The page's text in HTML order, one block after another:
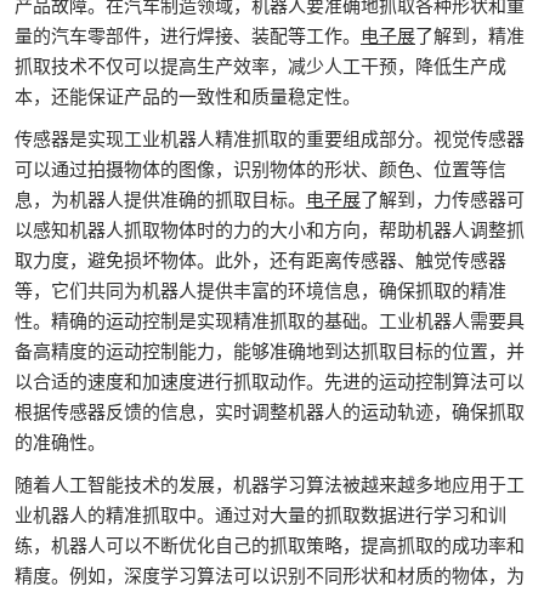
产品故障。在汽车制造领域，机器人要准确地抓取各种形状和重
量的汽车零部件，进行焊接、装配等工作。 电子展了解到，精准
抓取技术不仅可以提高生产效率，减少人工干预，降低生产成
本，还能保证产品的一致性和质量稳定性。
传感器是实现工业机器人精准抓取的重要组成部分。视觉传感器
可以通过拍摄物体的图像，识别物体的形状、颜色、位置等信
息，为机器人提供准确的抓取目标。 电子展了解到，力传感器可
以感知机器人抓取物体时的力的大小和方向，帮助机器人调整抓
取力度，避免损坏物体。此外，还有距离传感器、触觉传感器
等，它们共同为机器人提供丰富的环境信息，确保抓取的精准
性。精确的运动控制是实现精准抓取的基础。工业机器人需要具
备高精度的运动控制能力，能够准确地到达抓取目标的位置，并
以合适的速度和加速度进行抓取动作。先进的运动控制算法可以
根据传感器反馈的信息，实时调整机器人的运动轨迹，确保抓取
的准确性。
随着人工智能技术的发展，机器学习算法被越来越多地应用于工
业机器人的精准抓取中。通过对大量的抓取数据进行学习和训
练，机器人可以不断优化自己的抓取策略，提高抓取的成功率和
精度。例如，深度学习算法可以识别不同形状和材质的物体，为